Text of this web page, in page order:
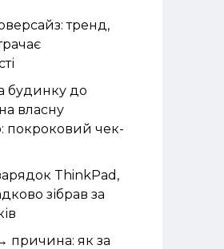
тренд,
будинку до
власну
покроковий чек-
ThinkPad,
зібрав за
причина: як за